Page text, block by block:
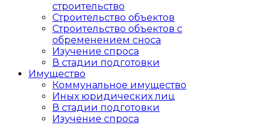
строительство
Строительство объектов
Cтроительство объектов с
обременением сноса
Изучение спроса
В стадии подготовки
Имущество
Коммунальное имущество
Иных юридических лиц
В стадии подготовки
Изучение спроса